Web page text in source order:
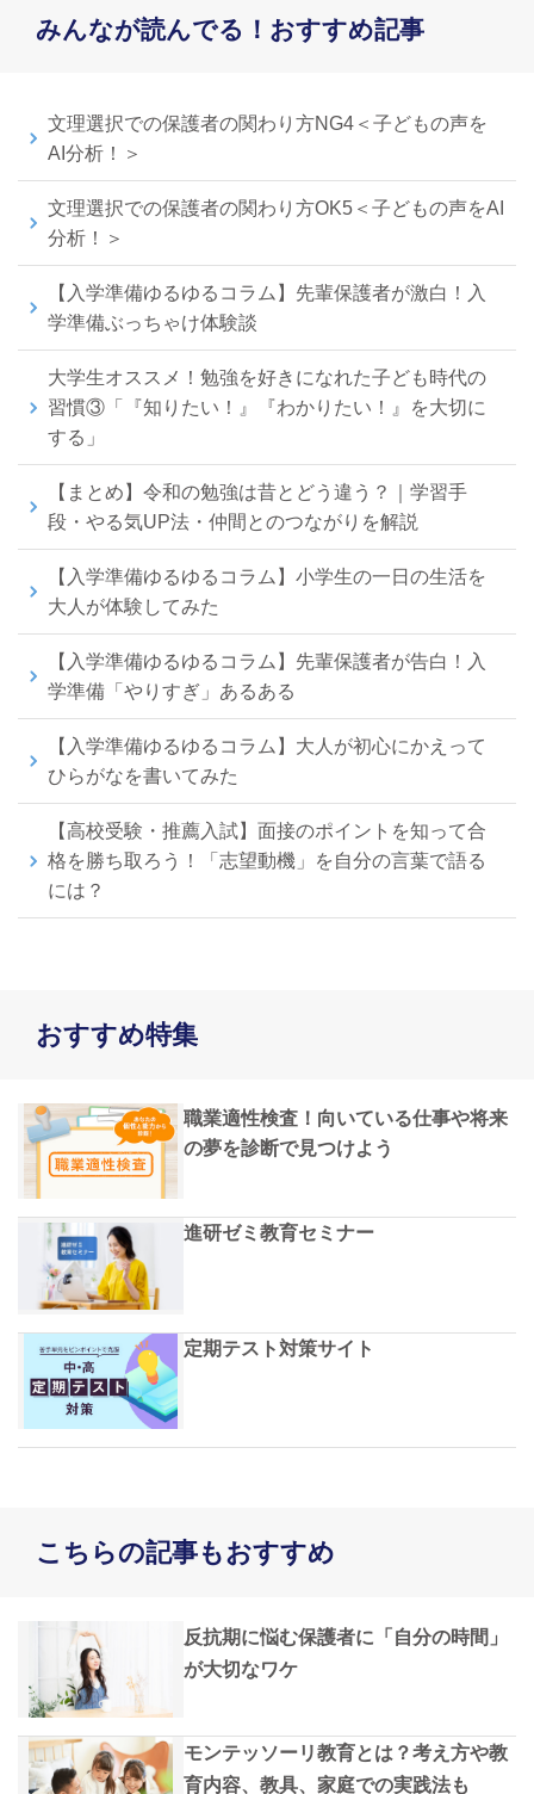
みんなが読んでる！おすすめ記事
文理選択での保護者の関わり方NG4＜子どもの声を
AI分析！＞
文理選択での保護者の関わり方OK5＜子どもの声をAI
分析！＞
【入学準備ゆるゆるコラム】先輩保護者が激白！入
学準備ぶっちゃけ体験談
大学生オススメ！勉強を好きになれた子ども時代の
習慣③「『知りたい！』『わかりたい！』を大切に
する」
【まとめ】令和の勉強は昔とどう違う？｜学習手
段・やる気UP法・仲間とのつながりを解説
【入学準備ゆるゆるコラム】小学生の一日の生活を
大人が体験してみた
【入学準備ゆるゆるコラム】先輩保護者が告白！入
学準備「やりすぎ」あるある
【入学準備ゆるゆるコラム】大人が初心にかえって
ひらがなを書いてみた
【高校受験・推薦入試】面接のポイントを知って合
格を勝ち取ろう！「志望動機」を自分の言葉で語る
には？
おすすめ特集
職業適性検査！向いている仕事や将来
の夢を診断で見つけよう
進研ゼミ教育セミナー
定期テスト対策サイト
こちらの記事もおすすめ
反抗期に悩む保護者に「自分の時間」
が大切なワケ
モンテッソーリ教育とは？考え方や教
育内容、教具、家庭での実践法も